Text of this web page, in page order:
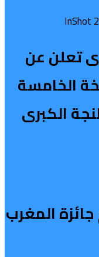
تعلن عن
الخامسة
الكبرى
المغرب